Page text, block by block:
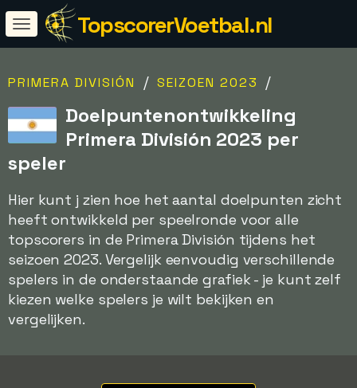
TopscorerVoetbal.nl
PRIMERA DIVISIÓN / SEIZOEN 2023 /
Doelpuntenontwikkeling
Primera División 2023 per
speler
Hier kunt j zien hoe het aantal doelpunten zicht
heeft ontwikkeld per speelronde voor alle
topscorers in de Primera División tijdens het
seizoen 2023. Vergelijk eenvoudig verschillende
spelers in de onderstaande grafiek - je kunt zelf
kiezen welke spelers je wilt bekijken en
vergelijken.